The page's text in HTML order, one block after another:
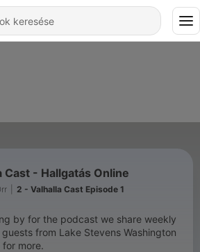
Cast - Hallgatás Online
2 - Valhalla Cast Episode 1
by for the podcast we share weekly
from Lake Stevens Washington
more.